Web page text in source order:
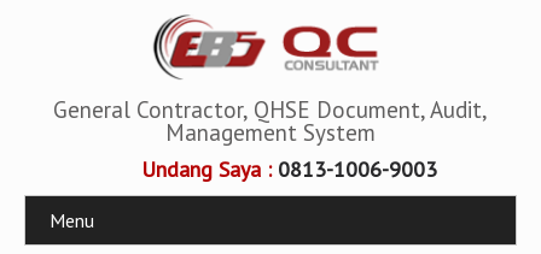
General Contractor, QHSE Document, Audit,
Management System
Undang Saya : 0813-1006-9003
Menu